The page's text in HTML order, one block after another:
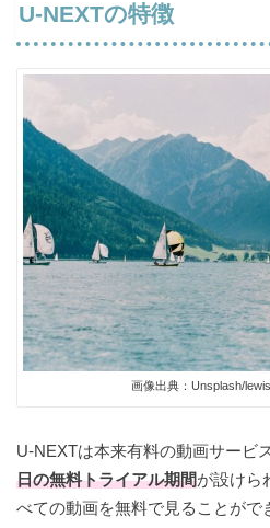
U-NEXTの特徴
画像出典：Unsplash/
U-NEXTは本来有料の動画サービ
日の無料トライアル期間が設けら
べての動画を無料で見ることがで